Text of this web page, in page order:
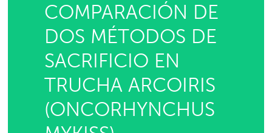
COMPARACIÓN DE
DOS MÉTODOS DE
SACRIFICIO EN
TRUCHA ARCOIRIS
(ONCORHYNCHUS